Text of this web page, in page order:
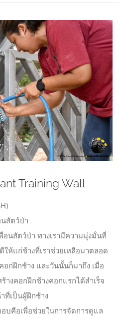
Training Wall
สัตว์ป่า
นสัตว์ป่า ทางเรามีความมุ่งมั่นที่
ห้แก่ช้างที่เราช่วยเหลือมาตลอด
กฝึกช้าง และวันนั้นก็มาถึง เมื่อ
างคอกฝึกช้างคอกแรกได้สำเร็จ
ที่เป็นผู้ฝึกช้าง
บคือเพื่อช่วยในการจัดการดูแล